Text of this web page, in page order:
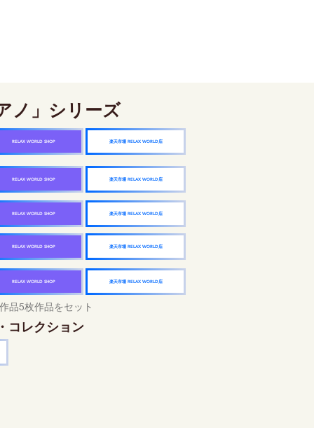
ノ」シリーズ
楽天市場 RELAX WORLD店
RELAX WORLD SHOP
楽天市場 RELAX WORLD店
RELAX WORLD SHOP
楽天市場 RELAX WORLD店
RELAX WORLD SHOP
楽天市場 RELAX WORLD店
RELAX WORLD SHOP
楽天市場 RELAX WORLD店
RELAX WORLD SHOP
品5枚作品をセット
コレクション